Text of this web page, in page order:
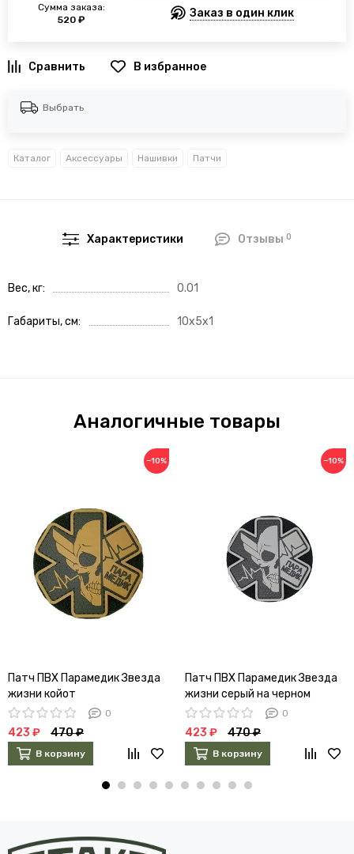
Сумма заказа:
520 ₽
Заказ в один клик
В избранное
Выбрать
Каталог Аксессуары Нашивки Патчи
Характеристики Отзывы 0
Вес, кг 0.01
Габариты, см 10x5x1
Аналогичные товары
−10%
Патч ПВХ Парамедик Звезда
жизни койот
0
423 ₽ 470 ₽
В корзину
−10%
Патч ПВХ Парамедик Звезда
жизни серый на черном
0
423 ₽ 470 ₽
В корзину